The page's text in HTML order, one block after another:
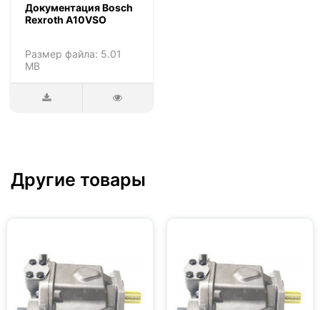
Документация Bosch
Rexroth A10VSO
Размер файла: 5.01
MB
Другие товары